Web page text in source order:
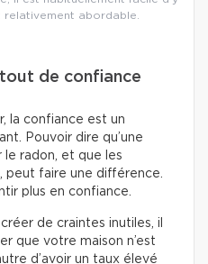
abordable.
de confiance
la confiance est un
Pouvoir dire qu’une
radon, et que les
peut faire une différence.
plus en confiance.
de craintes inutiles, il
que votre maison n’est
d’avoir un taux élevé